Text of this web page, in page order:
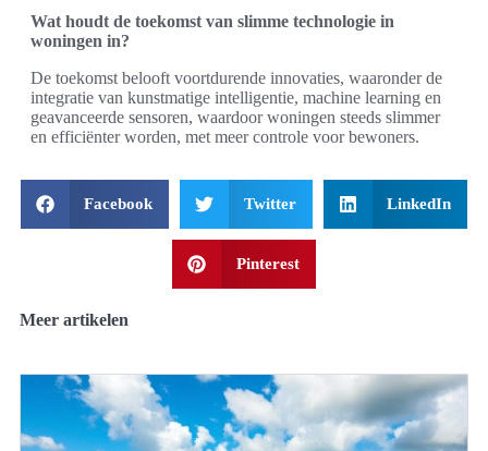
Wat houdt de toekomst van slimme technologie in
woningen in?
De toekomst belooft voortdurende innovaties, waaronder de
integratie van kunstmatige intelligentie, machine learning en
geavanceerde sensoren, waardoor woningen steeds slimmer
en efficiënter worden, met meer controle voor bewoners.
Facebook Twitter LinkedIn
Pinterest
Meer artikelen